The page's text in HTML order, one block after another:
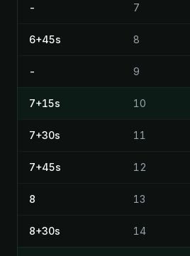
- 7
6+45s 8
- 9
7+15s 10
7+30s 11
7+45s 12
8 13
8+30s 14